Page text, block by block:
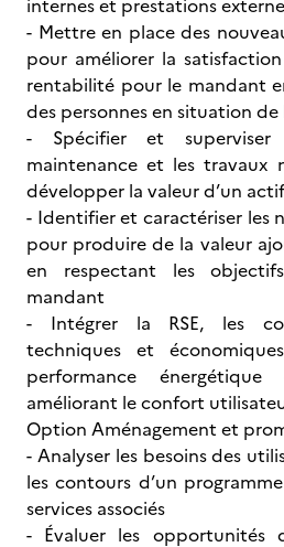
internes et prestations
- Mettre en place des
pour améliorer la
rentabilité pour le mandant
des personnes en situation de
- Spécifier et
maintenance et les travaux
développer la valeur d’un
- Identifier et caractériser les
pour produire de la valeur
en respectant les
mandant
- Intégrer la RSE, les
techniques et
performance
améliorant le confort
Option Aménagement et
- Analyser les besoins des
les contours d’un
services associés
- Évaluer les opportunités